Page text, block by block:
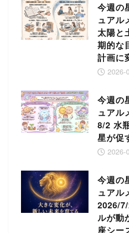
今週の
ュアル
太陽と
期的な
計画に
2026-
今週の
ュアル
8/2 水
星が促
2026-
今週の
ュアル
2026/
ルが動
座シー